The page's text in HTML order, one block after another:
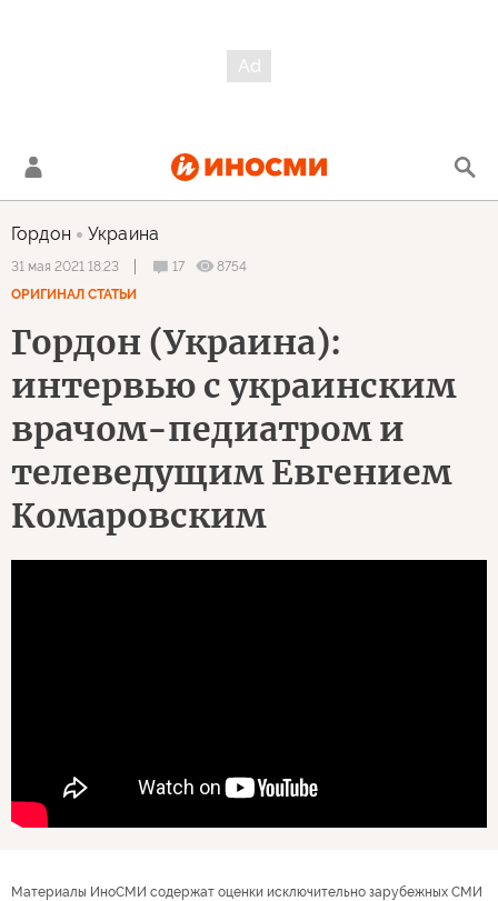
Гордон Украина
31 мая 2021 18:23 17
8754
ОРИГИНАЛ СТАТЬИ
Гордон (Украина):
интервью с украинским
врачом-педиатром и
телеведущим Евгением
Комаровским
Материалы ИноСМИ содержат оценки исключительно зарубежных СМИ